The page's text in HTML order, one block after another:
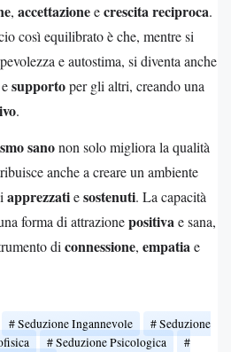
, accettazioneecrescita reciproca.
così equilibrato è che, mentre si
e autostima, si diventa anche
esupportoper gli altri, creando una
.
sanonon solo migliora la qualità
anche a creare un ambiente
apprezzatiesostenuti. La capacità
forma di attrazionepositivae sana,
diconnessione, empatiae
Seduzione Ingannevole
Seduzione
Seduzione Psicologica